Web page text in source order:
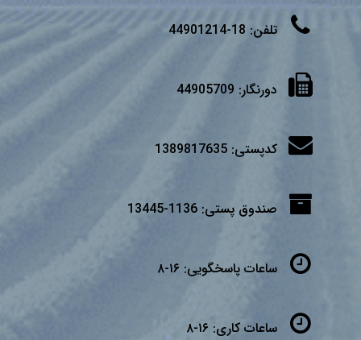
تلفن: 18-44901214
دورنگار: 44905709
کدپستی: 1389817635
صندوق پستی: 1136-13445
ساعات پاسخگویی: ۱۶-۸
ساعات کاری: ۱۶-۸